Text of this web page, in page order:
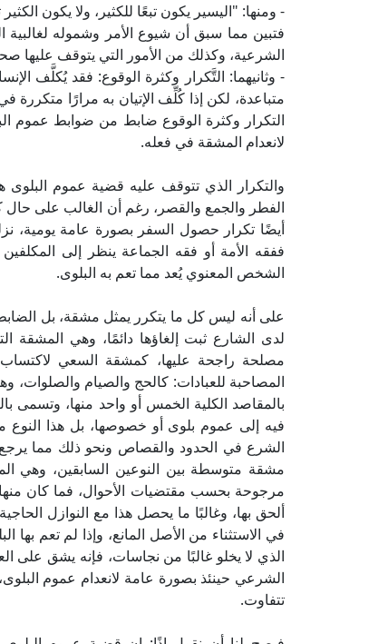
- ومنها: "اليسير يكون تبعًا للكثير، ولا يكون الكثير تبعًا
فتبين مما سبق أن شيوع الأمر وشموله لغالبية
الشرعية، وكذلك من الأمور التي يتوقف عليها
- وثانيهما: التَّكرار وكثرة الوقوع: فقد يُكلَّف
متباعدة، لكن إذا كُلِّف الإتيان به مرارًا
التكرار وكثرة الوقوع ضابط من ضوابط عموم
لانعدام المشقة في فعله.
والتكرار الذي تتوقف عليه قضية عموم البلوى
الفطر والجمع والقصر، رغم أن الغالب على
أيضًا تكرار حصول السفر بصورة عامة يومية،
ففقه الأمة أو فقه الجماعة ينظر إلى
الشخص المعنوي يُعد مما تعم به البلوى.
على أنه ليس كل ما يتكرر يمثل مشقة، بل
لدى الشارع ثبت إلغاؤها دائمًا، وهي المشقة
مصلحة راجحة عليها، كمشقة السعي لاكتساب
المصاحبة للعبادات: كالحج والصيام والصلوات،
بالمقاصد الكلية الخمس أو واحد منها، وتسمى
فيه إلى عموم بلوى أو خصوصها، بل هذا
الشرع في الحدود والقصاص ونحو ذلك مما
مشقة متوسطة بين النوعين السابقين، وهي
مرجوحة بحسب مقتضيات الأحوال، فما كان منها
ألحق بها، وغالبًا ما يحصل هذا مع النوازل
في الاستثناء من الأصل المانع، وإذا لم تعم بها
الذي لا يخلو غالبًا من نجاسات، فإنه يشق على
الشرعي حينئذ بصورة عامة لانعدام عموم
تتفاوت.